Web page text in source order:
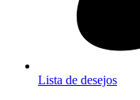
Lista de desejos